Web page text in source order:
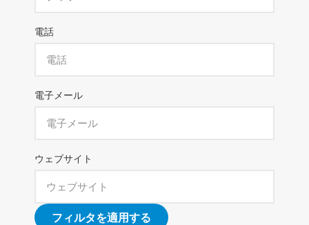
電話
電子メール
ウェブサイト
フィルタを適用する